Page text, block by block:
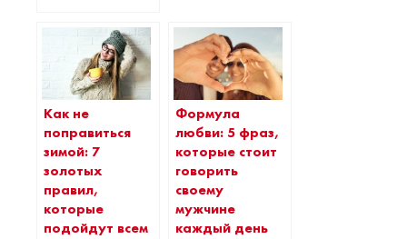
Как не
поправиться
зимой: 7
золотых
правил,
которые
подойдут всем
Формула
любви: 5 фраз,
которые стоит
говорить
своему
мужчине
каждый день